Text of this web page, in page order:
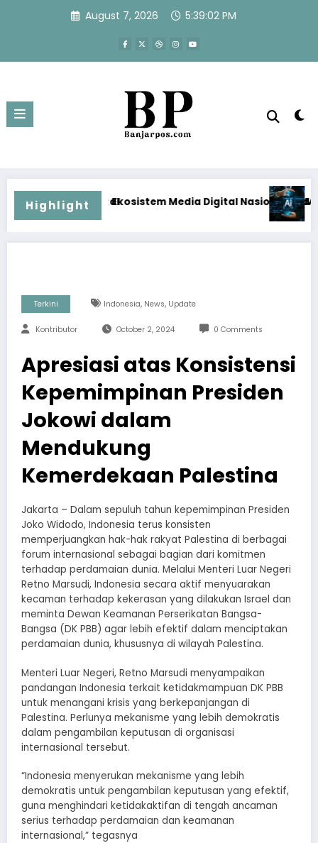
August 7, 2026 5:39:03 PM
Highlight
Media Digital Nasional Hadapi Perang Algoritma AI
Menjawab Perang
Terkini Indonesia, News, Update
Kontributor October 2, 2024 0 Comments
Apresiasi atas Konsistensi
Kepemimpinan Presiden
Jokowi dalam
Mendukung
Kemerdekaan Palestina
Jakarta – Dalam sepuluh tahun kepemimpinan Presiden
Joko Widodo, Indonesia terus konsisten
memperjuangkan hak-hak rakyat Palestina di berbagai
forum internasional sebagai bagian dari komitmen
terhadap perdamaian dunia. Melalui Menteri Luar Negeri
Retno Marsudi, Indonesia secara aktif menyuarakan
kecaman terhadap kekerasan yang dilakukan Israel dan
meminta Dewan Keamanan Perserikatan Bangsa-
Bangsa (DK PBB) agar lebih efektif dalam menciptakan
perdamaian dunia, khususnya di wilayah Palestina.
Menteri Luar Negeri, Retno Marsudi menyampaikan
pandangan Indonesia terkait ketidakmampuan DK PBB
untuk menangani krisis yang berkepanjangan di
Palestina. Perlunya mekanisme yang lebih demokratis
dalam pengambilan keputusan di organisasi
internasional tersebut.
“Indonesia menyerukan mekanisme yang lebih
demokratis untuk pengambilan keputusan yang efektif,
guna menghindari ketidakaktifan di tengah ancaman
serius terhadap perdamaian dan keamanan
internasional,” tegasnya